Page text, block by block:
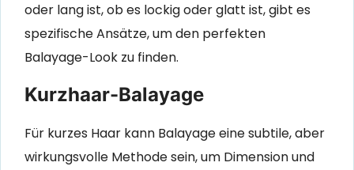
oder lang ist, ob es lockig oder glatt ist, gibt es
spezifische Ansätze, um den perfekten
Balayage-Look zu finden.
Kurzhaar-Balayage
Für kurzes Haar kann Balayage eine subtile, aber
wirkungsvolle Methode sein, um Dimension und